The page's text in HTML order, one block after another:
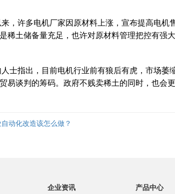
许多电机厂家因原材料上涨，宣布提高电机
稀土储备量充足，也许对原材料管理把控有强大
指出，目前电机行业前有狼后有虎，市场萎
易谈判的筹码。政府不贱卖稀土的同时，也会
动化改造该怎么做？
企业资讯 产品中心